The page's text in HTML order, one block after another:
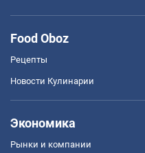
Food Oboz
Рецепты
Новости Кулинарии
Экономика
Рынки и компании